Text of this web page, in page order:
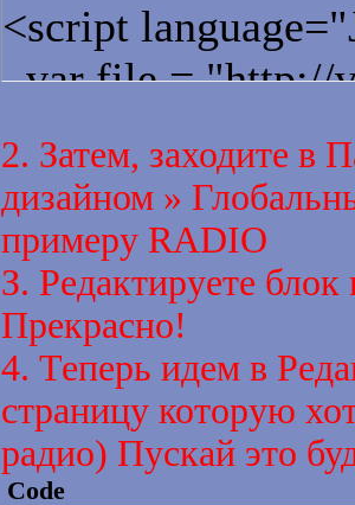
<script
var file = "http://
var pluginspage =
"http://
var width = 150;
var height = 69;
var ua =
var MozVer =
2. Затем, заходите в
дизайном »
примеру RADIO
З. Редактируете
Прекрасно!
4. Теперь идем в
страницу которую
радио) Пускай это
Code